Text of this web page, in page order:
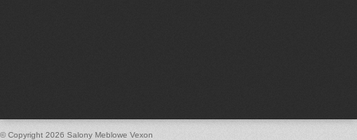
© Copyright 2026 Salony Meblowe Vexon